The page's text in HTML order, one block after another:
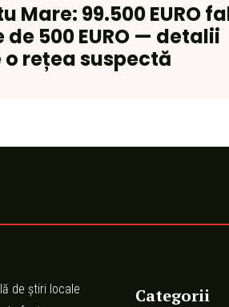
Mare: 99.500 EURO
500 EURO — detalii
o rețea suspectă
de știri locale
Categorii